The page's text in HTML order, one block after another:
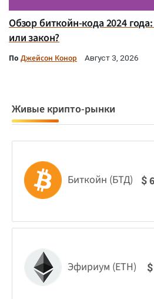
Обзор биткойн-кода 2024
или закон?
По Джейсон Конор Август 3, 2026
Живые крипто-рынки
Биткойн (БТД) $
Эфириум (ETH) $